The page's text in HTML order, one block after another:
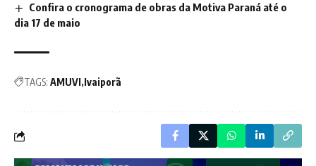
Confira o cronograma de obras da Motiva Paraná até o
dia 17 de maio
TAGS: AMUVI Ivaiporã